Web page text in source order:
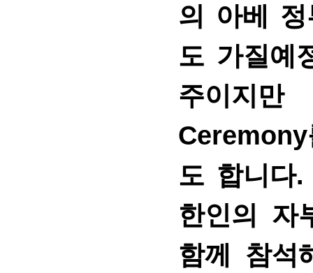
의 아베
도 가질예
주이지
도 합니다
한인의 자
함께 참석